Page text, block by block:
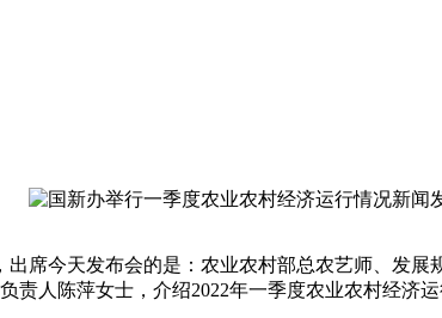
席今天发布会的是：农业农村部总农艺师、发
人陈萍女士，介绍2022年一季度农业农村经济运